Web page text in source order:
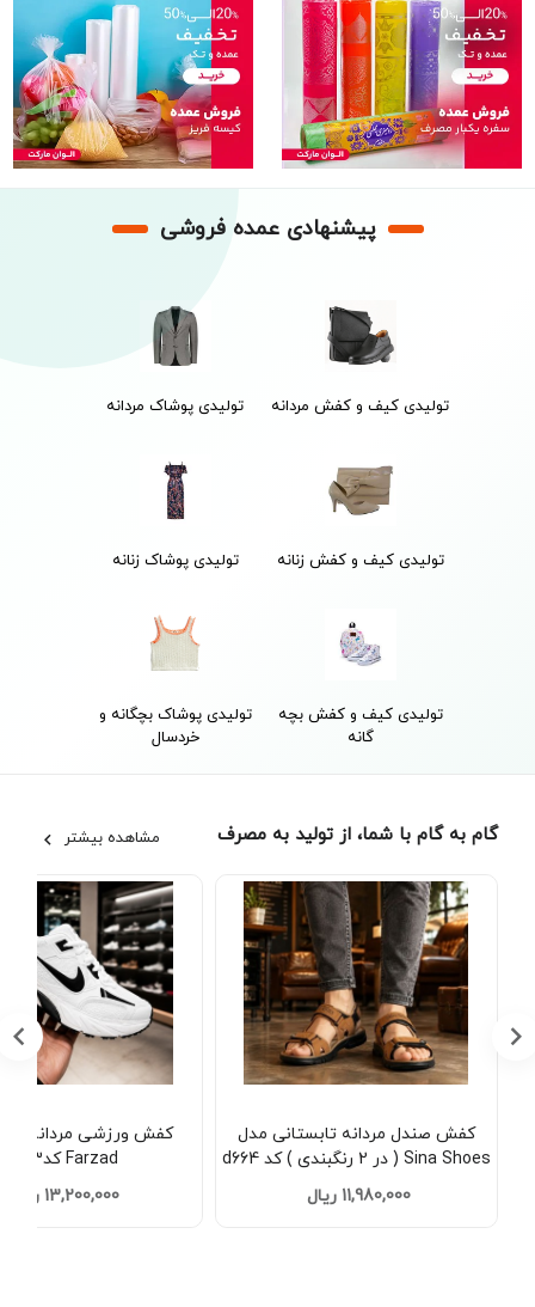
پیشنهادی عمده فروشی
تولیدی کیف و کفش مردانه تولیدی پوشاک مردانه
تولیدی کیف و کفش زنانه تولیدی پوشاک زنانه
تولیدی کیف و کفش بچه
گانه
تولیدی پوشاک بچگانه و
خردسال
گام به گام با شما، از تولید به مصرف مشاهده بیشتر
کفش صندل مردانه تابستانی مدل
Sina Shoes ( در 2 رنگبندی ) کد d664
11,980,000 ریال
کفش ورزشی مردانه
Farzad کدd663
13,200,000 ریال